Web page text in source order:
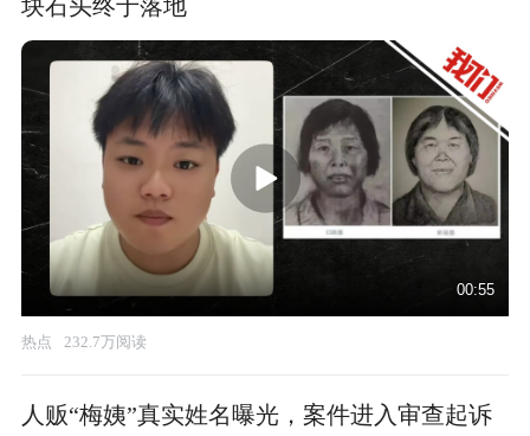
块石头终于落地
00:55
热点 232.7万阅读
人贩“梅姨”真实姓名曝光，案件进入审查起诉